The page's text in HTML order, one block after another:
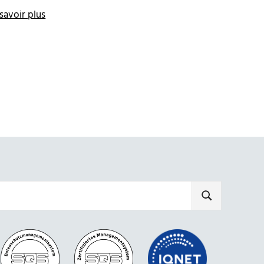
plus
SEARCH